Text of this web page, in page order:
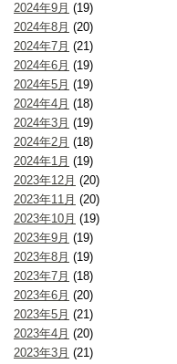
2024年9月 (19)
2024年8月 (20)
2024年7月 (21)
2024年6月 (19)
2024年5月 (19)
2024年4月 (18)
2024年3月 (19)
2024年2月 (18)
2024年1月 (19)
2023年12月 (20)
2023年11月 (20)
2023年10月 (19)
2023年9月 (19)
2023年8月 (19)
2023年7月 (18)
2023年6月 (20)
2023年5月 (21)
2023年4月 (20)
2023年3月 (21)